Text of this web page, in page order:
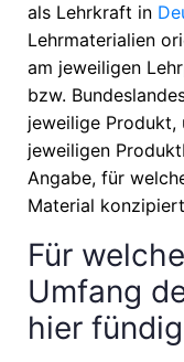
als Lehrkraft in
Lehrmaterialien
am jeweiligen
bzw.
jeweilige Produkt,
jeweiligen
Angabe, für
Material
Für
Umfang
hier